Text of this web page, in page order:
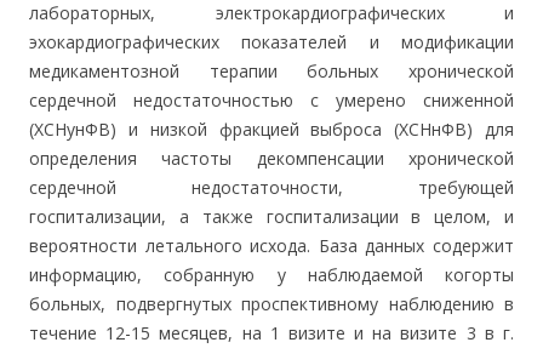
лабораторных, электрокардиографических и
эхокардиографических показателей и модификации
медикаментозной терапии больных хронической
сердечной недостаточностью с умерено сниженной
(ХСНунФВ) и низкой фракцией выброса (ХСНнФВ) для
определения частоты декомпенсации хронической
сердечной недостаточности, требующей
госпитализации, а также госпитализации в целом, и
вероятности летального исхода. База данных содержит
информацию, собранную у наблюдаемой когорты
больных, подвергнутых проспективному наблюдению в
течение 12-15 месяцев, на 1 визите и на визите 3 в г.